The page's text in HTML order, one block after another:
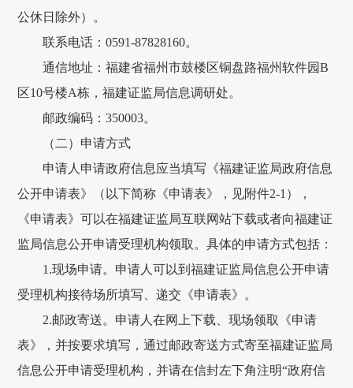
公休日除外）。
联系电话：0591-87828160。
通信地址：福建省福州市鼓楼区铜盘路福州软件园B
区10号楼A栋，福建证监局信息调研处。
邮政编码：350003。
（二）申请方式
申请人申请政府信息应当填写《福建证监局政府信息
公开申请表》（以下简称《申请表》，见附件2-1），
《申请表》可以在福建证监局互联网站下载或者向福建证
监局信息公开申请受理机构领取。具体的申请方式包括：
1.现场申请。申请人可以到福建证监局信息公开申请
受理机构接待场所填写、递交《申请表》。
2.邮政寄送。申请人在网上下载、现场领取《申请
表》，并按要求填写，通过邮政寄送方式寄至福建证监局
信息公开申请受理机构，并请在信封左下角注明“政府信